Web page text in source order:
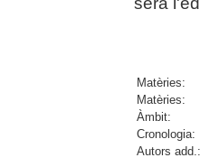
Matèries:
Matèries:
Àmbit:
Cronologia:
Autors add.: